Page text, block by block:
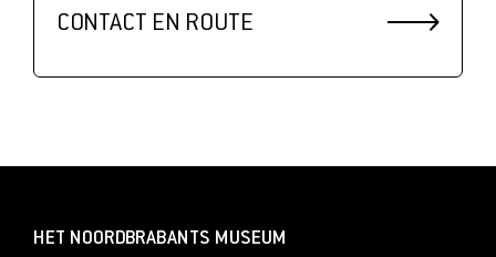
CONTACT EN ROUTE
HET NOORDBRABANTS MUSEUM